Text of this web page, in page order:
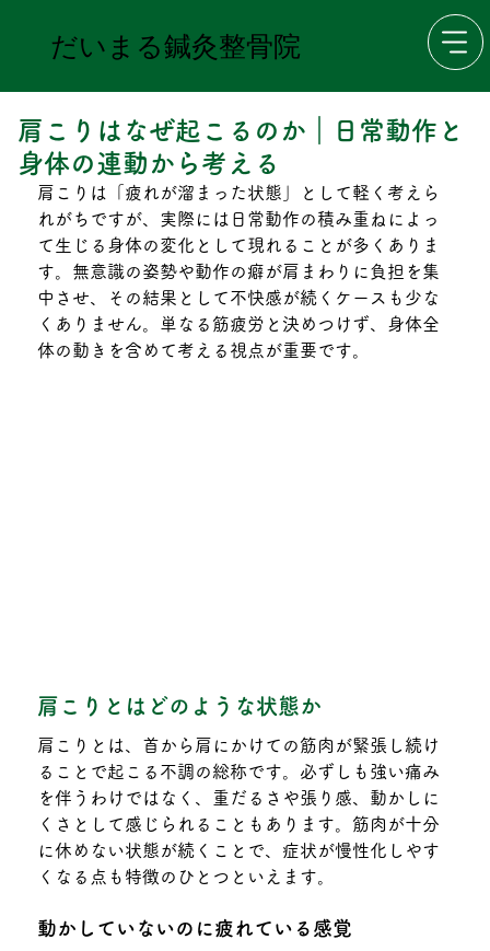
だいまる鍼灸整骨院
肩こりはなぜ起こるのか｜日常動作と
身体の連動から考える
肩こりは「疲れが溜まった状態」として軽く考えら
れがちですが、実際には日常動作の積み重ねによっ
て生じる身体の変化として現れることが多くありま
す。無意識の姿勢や動作の癖が肩まわりに負担を集
中させ、その結果として不快感が続くケースも少な
くありません。単なる筋疲労と決めつけず、身体全
体の動きを含めて考える視点が重要です。
肩こりとはどのような状態か
肩こりとは、首から肩にかけての筋肉が緊張し続け
ることで起こる不調の総称です。必ずしも強い痛み
を伴うわけではなく、重だるさや張り感、動かしに
くさとして感じられることもあります。筋肉が十分
に休めない状態が続くことで、症状が慢性化しやす
くなる点も特徴のひとつといえます。
動かしていないのに疲れている感覚